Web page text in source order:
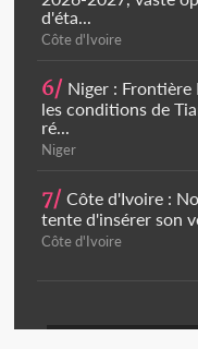
d'éta...
Côte d'Ivoire
6/ Niger : Frontière
les conditions de
ré...
Niger
7/ Côte d'Ivoire :
tente d'insérer son
Côte d'Ivoire